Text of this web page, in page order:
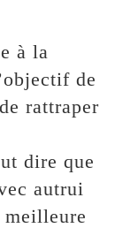
à la
de
rattraper
dire que
autrui